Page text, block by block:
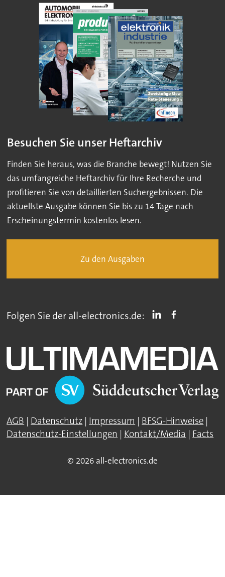
Besuchen Sie unser Heftarchiv
Finden Sie heraus, was die Branche bewegt! Nutzen Sie
das umfangreiche Heftarchiv für Ihre Recherche und
profitieren Sie von detaillierten Suchergebnissen. Die
aktuellste Ausgabe können Sie bis zu 14 Tage nach
Erscheinungstermin kostenlos lesen.
Zu den Ausgaben
Folgen Sie der all-electronics.de:
AGB | Datenschutz | Impressum | BFSG-Hinweise |
Datenschutz-Einstellungen | Kontakt/Media | Facts
© 2026 all-electronics.de